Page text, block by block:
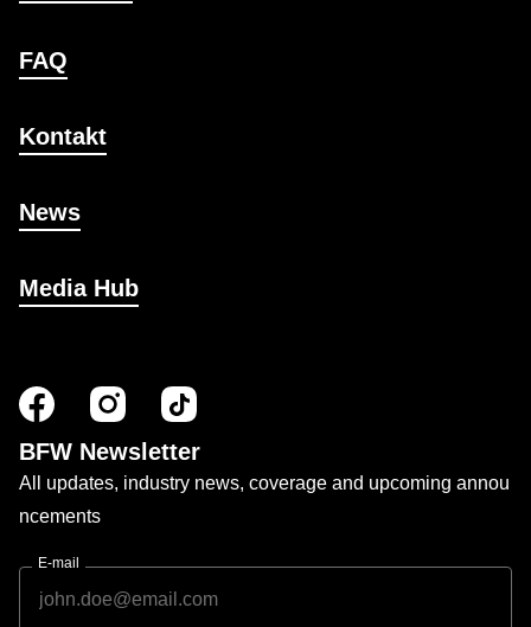
FAQ
Kontakt
News
Media Hub
BFW Newsletter
All updates, industry news, coverage and upcoming annou
ncements
E-mail